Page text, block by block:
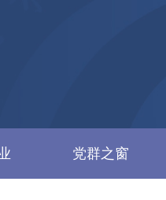
党群之窗